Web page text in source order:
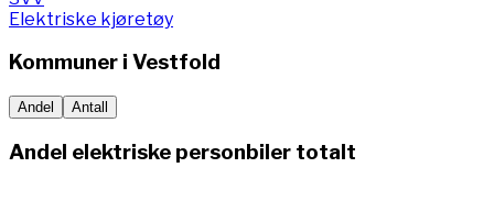
Elektriske kjøretøy
Kommuner i Vestfold
Andel Antall
Andel elektriske personbiler totalt